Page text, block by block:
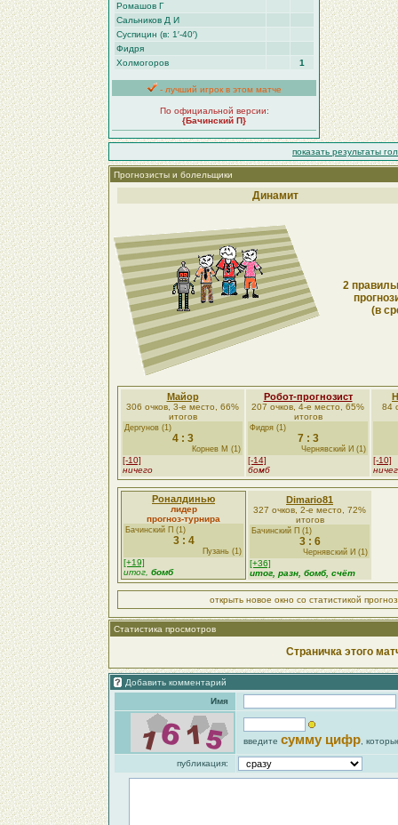
Ромашов Г
Сальников Д И
Суспицин (в: 1′-40′)
Фидря
Холмогоров
1
- лучший игрок в этом матче
По официальной версии:
{Бачинский П}
показать результаты
Прогнозисты и болельщики
Динамит
2
(в
Майор
306 очков, 3-е место, 66%
итогов
Дергунов (1)
4 : 3
Корнев М (1)
[-10]
ничего
Робот-прогнозист
207 очков, 4-е место, 65%
итогов
Фидря (1)
7 : 3
Чернявский И (1)
[-14]
бомб
84
[-10]
Роналдинью
лидер
прогноз-турнира
Бачинский П (1)
3 : 4
Пузань (1)
[+19]
итог, бомб
Dimario81
327 очков, 2-е место, 72%
итогов
Бачинский П (1)
3 : 6
Чернявский И (1)
[+36]
итог, разн, бомб, счёт
открыть новое окно со статистикой
Статистика просмотров
Страничка этого
Добавить комментарий
Имя
введите сумму цифр ,
публикация: